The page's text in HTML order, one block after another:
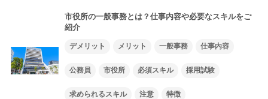
市役所の一般事務とは？仕事内容や必要なスキルをご
紹介
デメリット メリット 一般事務 仕事内容
公務員 市役所 必須スキル 採用試験
求められるスキル 注意 特徴